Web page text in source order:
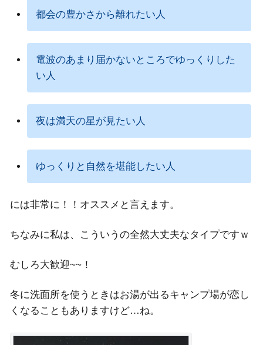
都会の豊かさから離れたい人
電波のあまり届かないところでゆっくりした
い人
夜は満天の星が見たい人
ゆっくりと自然を堪能したい人
には非常に！！オススメと言えます。
ちなみに私は、こういうの全然大丈夫なタイプですｗ
むしろ大歓迎~~！
冬に洗面所を使うときはお湯が出るキャンプ場が恋し
くなることもありますけど…ね。